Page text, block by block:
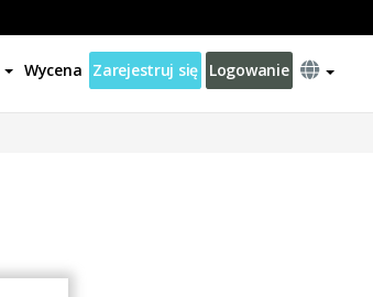
Wycena Zarejestruj się Logowanie